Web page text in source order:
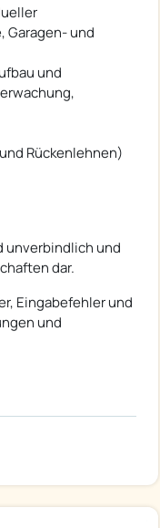
Garagen- und
und
Rückenlehnen)
unverbindlich und
dar.
Eingabefehler und
und